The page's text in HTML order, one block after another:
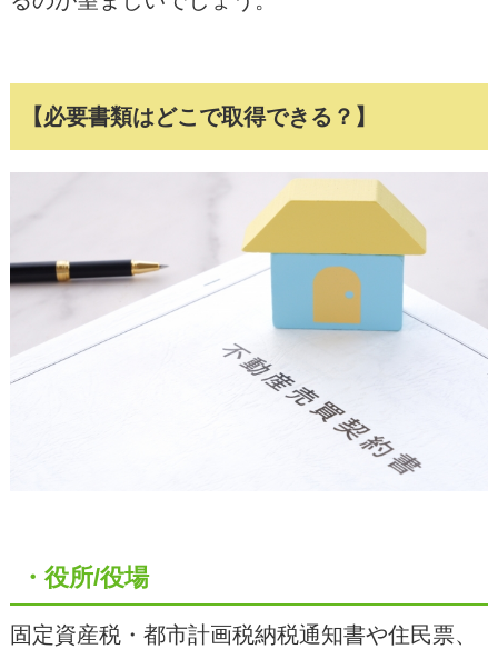
【必要書類はどこで取得できる？】
・役所/役場
固定資産税・都市計画税納税通知書や住民票、